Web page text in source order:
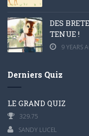
DES
TENUE !
9 YEARS
Derniers Quiz
LE GRAND QUIZ
329.75
SANDY LUCEL